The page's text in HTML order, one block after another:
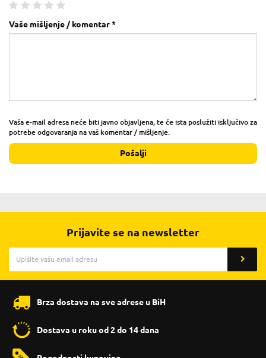
Vaše mišljenje / komentar *
Vaša e-mail adresa neće biti javno objavljena, te će ista poslužiti isključivo za
potrebe odgovaranja na vaš komentar / mišljenje.
Pošalji
Prijavite se na newsletter
Brza dostava na sve adrese u BiH
Dostava u roku od 2 do 14 dana